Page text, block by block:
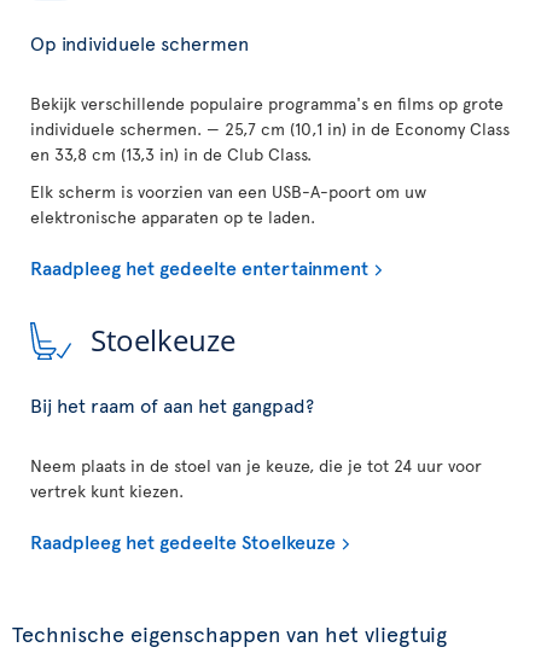
Op individuele schermen
Bekijk verschillende populaire programma's en films op grote
individuele schermen. — 25,7 cm (10,1 in) in de Economy Class
en 33,8 cm (13,3 in) in de Club Class.
Elk scherm is voorzien van een USB-A-poort om uw
elektronische apparaten op te laden.
Raadpleeg het gedeelte entertainment
Stoelkeuze
Bij het raam of aan het gangpad?
Neem plaats in de stoel van je keuze, die je tot 24 uur voor
vertrek kunt kiezen.
Raadpleeg het gedeelte Stoelkeuze
Technische eigenschappen van het vliegtuig